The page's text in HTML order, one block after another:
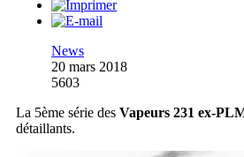
News
20 mars 2018
5603
La 5ème série des Vapeurs 231 ex-
détaillants.